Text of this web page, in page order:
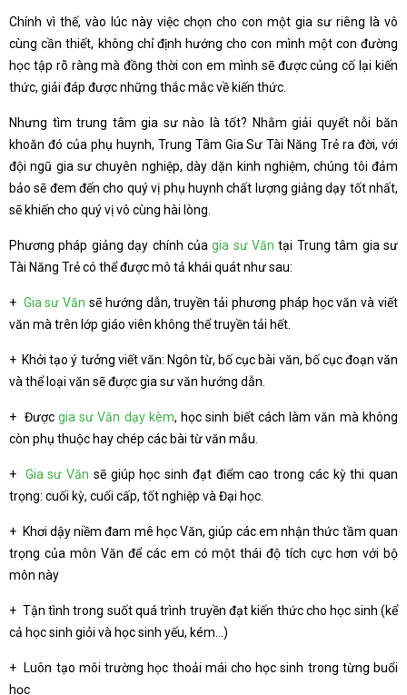
Chính vì thế, vào lúc này việc chọn cho con một gia sư riêng là vô
cùng cần thiết, không chỉ định hướng cho con mình một con đường
học tập rõ ràng mà đồng thời con em mình sẽ được củng cố lại kiến
thức, giải đáp được những thắc mắc về kiến thức.
Nhưng tìm trung tâm gia sư nào là tốt? Nhằm giải quyết nỗi băn
khoăn đó của phụ huynh, Trung Tâm Gia Sư Tài Năng Trẻ ra đời, với
đội ngũ gia sư chuyên nghiệp, dày dặn kinh nghiệm, chúng tôi đảm
bảo sẽ đem đến cho quý vị phụ huynh chất lượng giảng dạy tốt nhất,
sẽ khiến cho quý vị vô cùng hài lòng.
Phương pháp giảng dạy chính củagia sư Văn tại Trung tâm gia sư
Tài Năng Trẻ có thể được mô tả khái quát như sau:
+ Gia sư Văn sẽ hướng dẫn, truyền tải phương pháp học văn và viết
văn mà trên lớp giáo viên không thể truyền tải hết.
+ Khởi tạo ý tưởng viết văn: Ngôn từ, bố cục bài văn, bố cục đoạn văn
và thể loại văn sẽ được gia sư văn hướng dẫn.
+ Được gia sư Văn dạy kèm, học sinh biết cách làm văn mà không
còn phụ thuộc hay chép các bài từ văn mẫu.
+ Gia sư Văn sẽ giúp học sinh đạt điểm cao trong các kỳ thi quan
trọng: cuối kỳ, cuối cấp, tốt nghiệp và Đại học.
+ Khơi dậy niềm đam mê học Văn, giúp các em nhận thức tầm quan
trọng của môn Văn để các em có một thái độ tích cực hơn với bộ
môn này
+ Tận tình trong suốt quá trình truyền đạt kiến thức cho học sinh (kể
cả học sinh giỏi và học sinh yếu, kém…)
+ Luôn tạo môi trường học thoải mái cho học sinh trong từng buổi
học